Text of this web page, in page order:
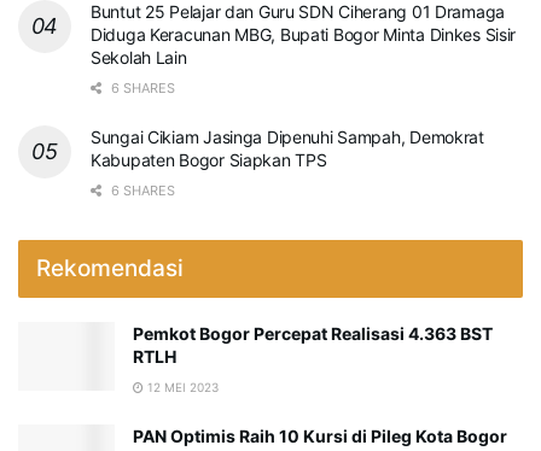
Buntut 25 Pelajar dan Guru SDN Ciherang 01 Dramaga
Diduga Keracunan MBG, Bupati Bogor Minta Dinkes Sisir
Sekolah Lain
6 SHARES
Sungai Cikiam Jasinga Dipenuhi Sampah, Demokrat
Kabupaten Bogor Siapkan TPS
6 SHARES
Rekomendasi
Pemkot Bogor Percepat Realisasi 4.363 BST
RTLH
12 MEI 2023
PAN Optimis Raih 10 Kursi di Pileg Kota Bogor